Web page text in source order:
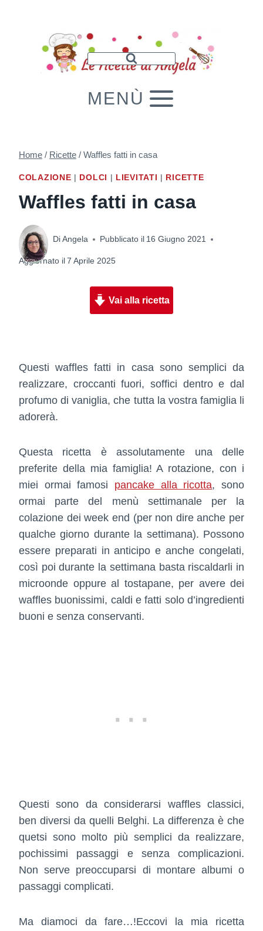
MENÙ
Home / Ricette / Waffles fatti in casa
COLAZIONE | DOLCI | LIEVITATI | RICETTE
Waffles fatti in casa
DiAngela Pubblicato il 16 Giugno 2021
Aggiornato il7 Aprile 2025
Vai alla ricetta
Questi waffles fatti in casa sono semplici da
realizzare, croccanti fuori, soffici dentro e dal
profumo di vaniglia, che tutta la vostra famiglia li
adorerà.
Questa ricetta è assolutamente una delle
preferite della mia famiglia! A rotazione, con i
miei ormai famosi pancake alla ricotta, sono
ormai parte del menù settimanale per la
colazione dei week end (per non dire anche per
qualche giorno durante la settimana). Possono
essere preparati in anticipo e anche congelati,
così poi durante la settimana basta riscaldarli in
microonde oppure al tostapane, per avere dei
waffles buonissimi, caldi e fatti solo d’ingredienti
buoni e senza conservanti.
Questi sono da considerarsi waffles classici,
ben diversi da quelli Belghi. La differenza è che
quetsi sono molto più semplici da realizzare,
pochissimi passaggi e senza complicazioni.
Non serve preoccuparsi di montare albumi o
passaggi complicati.
Ma diamoci da fare…!Eccovi la mia ricetta